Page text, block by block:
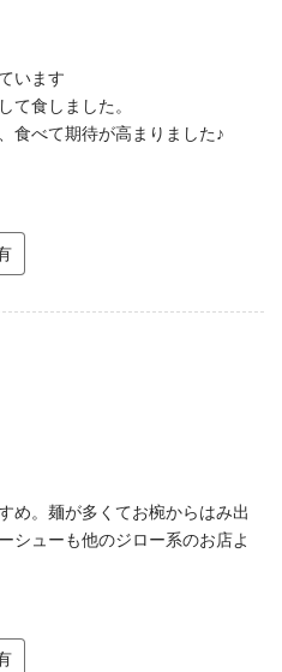
います
て食しました。
食べて期待が高まりました♪
め。麺が多くてお椀からはみ出
シューも他のジロー系のお店よ